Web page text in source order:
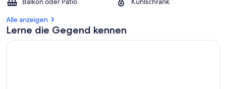
Alle anzeigen
Lerne die Gegend kennen